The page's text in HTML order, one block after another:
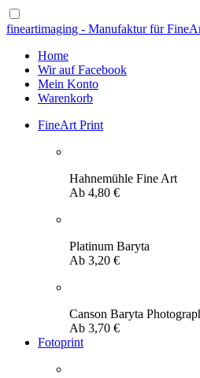
fineartimaging - Manufaktur für
Home
Wir auf Facebook
Mein Konto
Warenkorb
FineArt Print
Hahnemühle Fine Art
Ab 4,80 €
Platinum Baryta
Ab 3,20 €
Canson Baryta
Ab 3,70 €
Fotoprint